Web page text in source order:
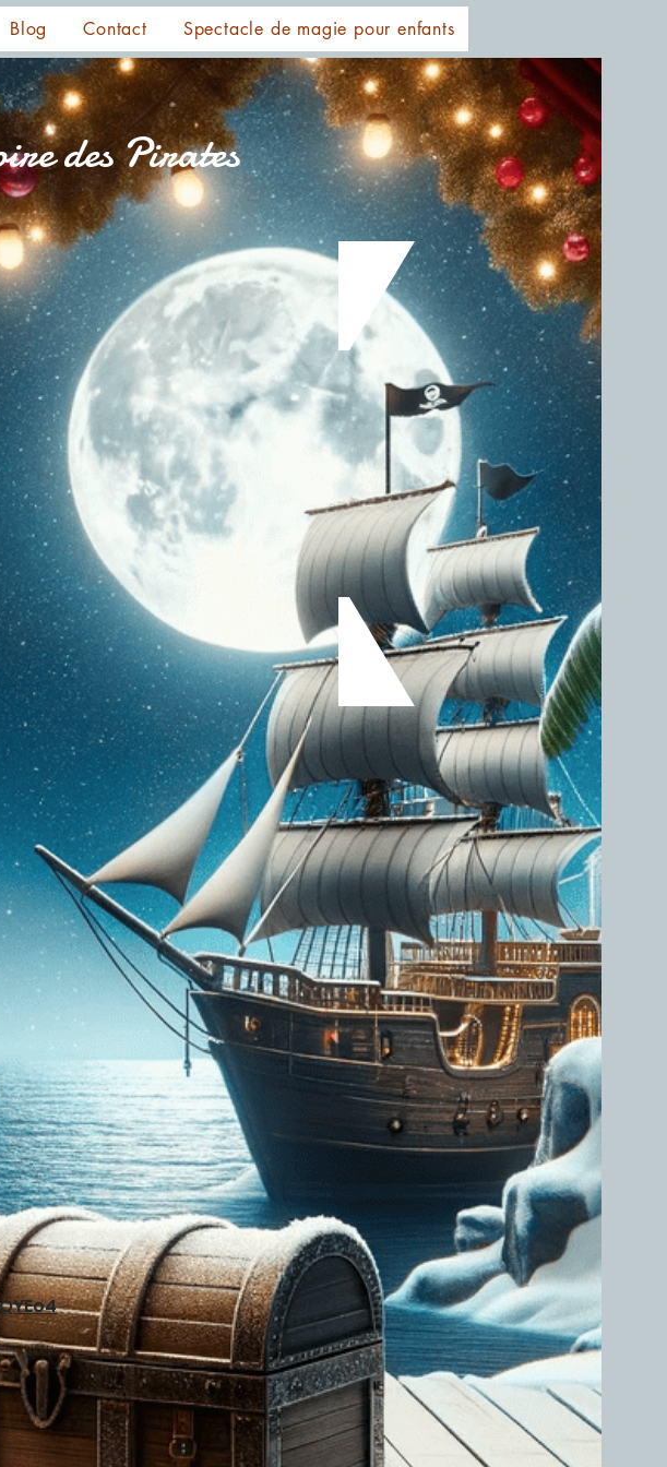
Blog Contact Spectacle de magie pour enfants
des Pirates